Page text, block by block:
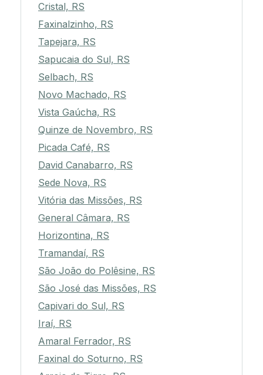
Cristal, RS
Faxinalzinho, RS
Tapejara, RS
Sapucaia do Sul, RS
Selbach, RS
Novo Machado, RS
Vista Gaúcha, RS
Quinze de Novembro, RS
Picada Café, RS
David Canabarro, RS
Sede Nova, RS
Vitória das Missões, RS
General Câmara, RS
Horizontina, RS
Tramandaí, RS
São João do Polêsine, RS
São José das Missões, RS
Capivari do Sul, RS
Iraí, RS
Amaral Ferrador, RS
Faxinal do Soturno, RS